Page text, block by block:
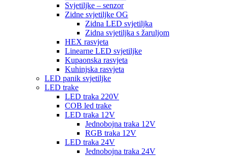
Svjetiljke – senzor
Zidne svjetiljke OG
Zidna LED svjetiljka
Zidna svjetiljka s žaruljom
HEX rasvjeta
Linearne LED svjetiljke
Kupaonska rasvjeta
Kuhinjska rasvjeta
LED panik svjetiljke
LED trake
LED traka 220V
COB led trake
LED traka 12V
Jednobojna traka 12V
RGB traka 12V
LED traka 24V
Jednobojna traka 24V